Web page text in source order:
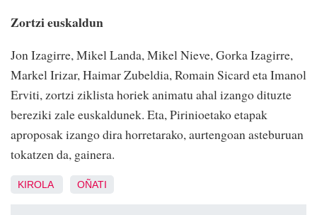
Zortzi euskaldun
Jon Izagirre, Mikel Landa, Mikel Nieve, Gorka Izagirre,
Markel Irizar, Haimar Zubeldia, Romain Sicard eta Imanol
Erviti, zortzi ziklista horiek animatu ahal izango dituzte
bereziki zale euskaldunek. Eta, Pirinioetako etapak
aproposak izango dira horretarako, aurtengoan asteburuan
tokatzen da, gainera.
KIROLA OÑATI